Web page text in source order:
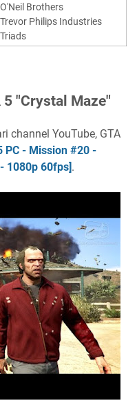
O'Neil Brothers
Trevor Philips Industries
Triads
"Crystal Maze"
channel YouTube, GTA
PC - Mission #20 -
1080p 60fps].